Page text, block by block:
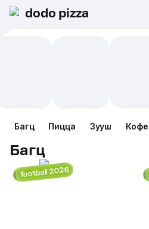
dodo pizza
Багц Пицца Зууш Кофе
Багц
football 2026